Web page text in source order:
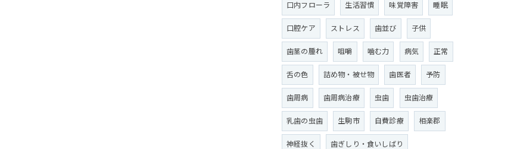
口内フローラ 生活習慣 味覚障害 睡眠
口腔ケア ストレス 歯並び 子供
歯茎の腫れ 咀嚼 噛む力 病気 正常
舌の色 詰め物・被せ物 歯医者 予防
歯周病 歯周病治療 虫歯 虫歯治療
乳歯の虫歯 生駒市 自費診療 相楽郡
神経抜く 歯ぎしり・食いしばり